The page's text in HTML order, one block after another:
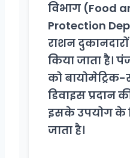
विभाग (Food
Protection
राशन
किया जाता है।
को
डिवाइस प्रदान
इसके उपयोग के
जाता है।